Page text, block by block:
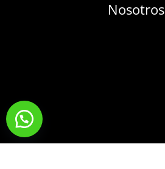
Nosotros